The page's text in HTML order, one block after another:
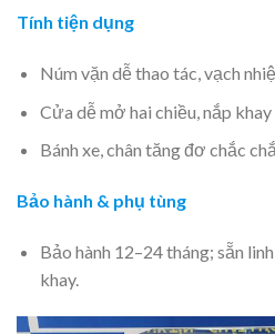
Tính tiện dụng
Núm vặn dễ thao tác, vạch
Cửa dễ mở hai chiều, nắp khay
Bánh xe, chân tăng đơ chắc
Bảo hành & phụ tùng
Bảo hành 12–24 tháng; sẵn
khay.